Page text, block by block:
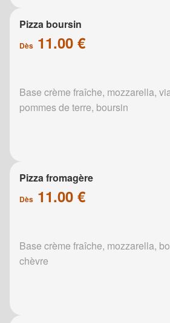
Pizza boursin
Dès 11.00 €
Base crème fraîche, mozzarella,
pommes de terre, boursin
Pizza fromagère
Dès 11.00 €
Base crème fraîche, mozzarella,
chèvre